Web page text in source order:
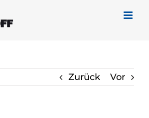
Zurück Vor